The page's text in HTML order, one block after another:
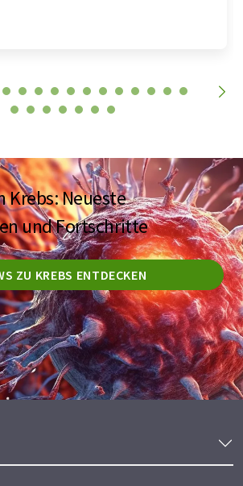
Krebs: Neueste
und Fortschritte
ZU KREBS ENTDECKEN